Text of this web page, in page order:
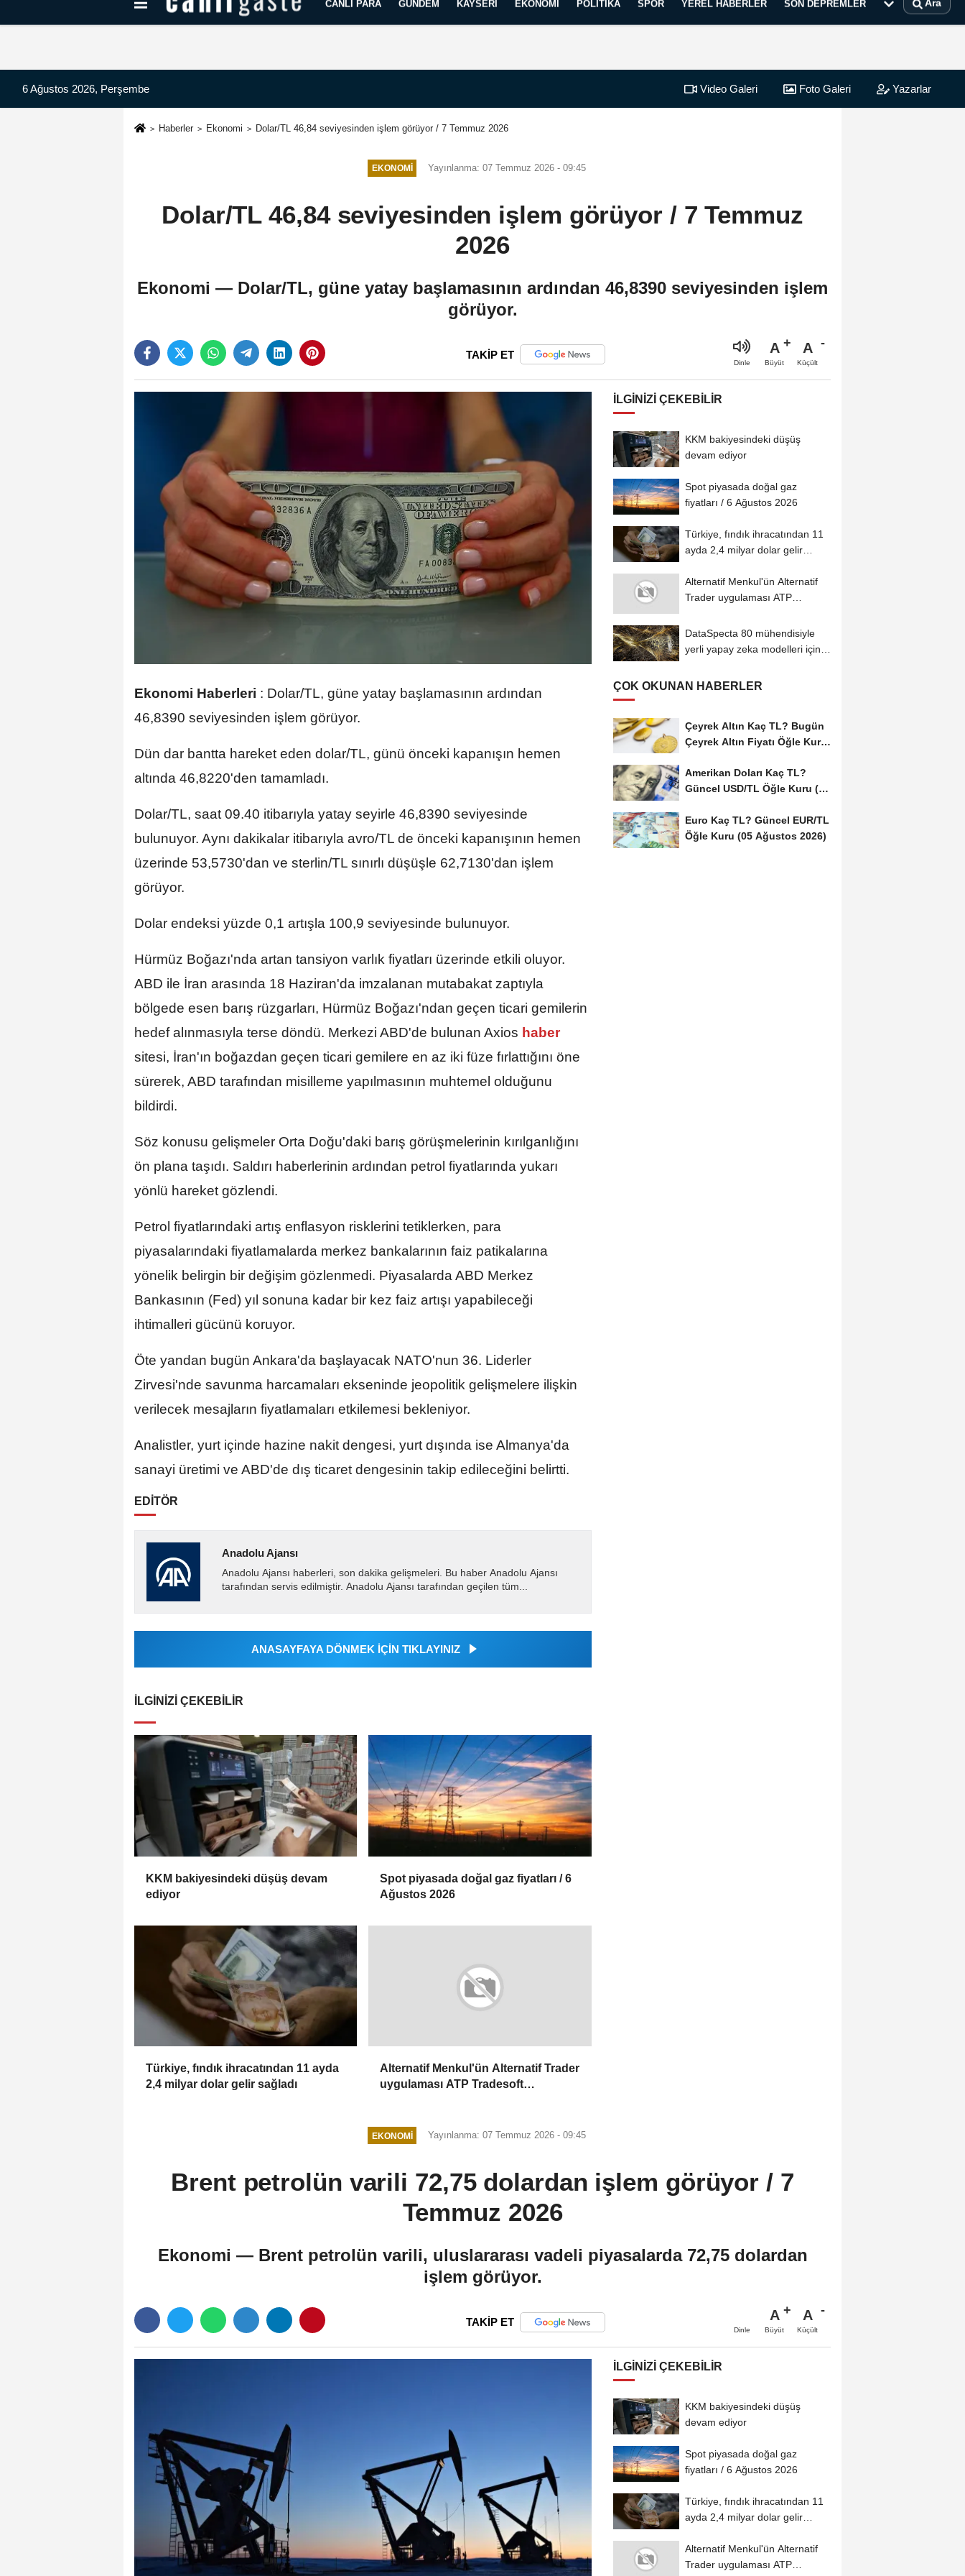
Kayseri Haberleri Can Radyo Dinle
CANLI PARA GÜNDEM KAYSERI EKONOMI POLITIKA SPOR YEREL HABERLER SON DEPREMLER Ara
6 Ağustos 2026, Perşembe Video Galeri Foto Galeri Yazarlar
Haberler Ekonomi Dolar/TL 46,84 seviyesinden işlem görüyor / 7 Temmuz 2026
EKONOMI Yayınlanma: 07 Temmuz 2026 - 09:45
Dolar/TL 46,84 seviyesinden işlem görüyor / 7 Temmuz
2026
Ekonomi — Dolar/TL, güne yatay başlamasının ardından 46,8390 seviyesinden işlem
görüyor.
TAKİP ET
Dinle
A
Büyüt
A
Küçült
Ekonomi Haberleri : Dolar/TL, güne yatay başlamasının ardından
46,8390 seviyesinden işlem görüyor.
Dün dar bantta hareket eden dolar/TL, günü önceki kapanışın hemen
altında 46,8220'den tamamladı.
Dolar/TL, saat 09.40 itibarıyla yatay seyirle 46,8390 seviyesinde
bulunuyor. Aynı dakikalar itibarıyla avro/TL de önceki kapanışının hemen
üzerinde 53,5730'dan ve sterlin/TL sınırlı düşüşle 62,7130'dan işlem
görüyor.
Dolar endeksi yüzde 0,1 artışla 100,9 seviyesinde bulunuyor.
Hürmüz Boğazı'nda artan tansiyon varlık fiyatları üzerinde etkili oluyor.
ABD ile İran arasında 18 Haziran'da imzalanan mutabakat zaptıyla
bölgede esen barış rüzgarları, Hürmüz Boğazı'ndan geçen ticari gemilerin
hedef alınmasıyla terse döndü. Merkezi ABD'de bulunan Axios haber
sitesi, İran'ın boğazdan geçen ticari gemilere en az iki füze fırlattığını öne
sürerek, ABD tarafından misilleme yapılmasının muhtemel olduğunu
bildirdi.
Söz konusu gelişmeler Orta Doğu'daki barış görüşmelerinin kırılganlığını
ön plana taşıdı. Saldırı haberlerinin ardından petrol fiyatlarında yukarı
yönlü hareket gözlendi.
Petrol fiyatlarındaki artış enflasyon risklerini tetiklerken, para
piyasalarındaki fiyatlamalarda merkez bankalarının faiz patikalarına
yönelik belirgin bir değişim gözlenmedi. Piyasalarda ABD Merkez
Bankasının (Fed) yıl sonuna kadar bir kez faiz artışı yapabileceği
ihtimalleri gücünü koruyor.
Öte yandan bugün Ankara'da başlayacak NATO'nun 36. Liderler
Zirvesi'nde savunma harcamaları ekseninde jeopolitik gelişmelere ilişkin
verilecek mesajların fiyatlamaları etkilemesi bekleniyor.
Analistler, yurt içinde hazine nakit dengesi, yurt dışında ise Almanya'da
sanayi üretimi ve ABD'de dış ticaret dengesinin takip edileceğini belirtti.
EDİTÖR
Anadolu Ajansı
Anadolu Ajansı haberleri, son dakika gelişmeleri. Bu haber Anadolu Ajansı
tarafından servis edilmiştir. Anadolu Ajansı tarafından geçilen tüm...
ANASAYFAYA DÖNMEK İÇİN TIKLAYINIZ
İLGINIZI ÇEKEBILIR
KKM bakiyesindeki düşüş devam
ediyor
Spot piyasada doğal gaz fiyatları / 6
Ağustos 2026
Türkiye, fındık ihracatından 11 ayda
2,4 milyar dolar gelir sağladı
Alternatif Menkul'ün Alternatif Trader
uygulaması ATP Tradesoft
İLGINIZI ÇEKEBILIR
KKM bakiyesindeki düşüş
devam ediyor
Spot piyasada doğal gaz
fiyatları / 6 Ağustos 2026
Türkiye, fındık ihracatından 11
ayda 2,4 milyar dolar gelir
Alternatif Menkul'ün Alternatif
Trader uygulaması ATP
DataSpecta 80 mühendisiyle
yerli yapay zeka modelleri için
ÇOK OKUNAN HABERLER
Çeyrek Altın Kaç TL? Bugün
Çeyrek Altın Fiyatı Öğle Kuru
Amerikan Doları Kaç TL?
Güncel USD/TL Öğle Kuru (05
Euro Kaç TL? Güncel EUR/TL
Öğle Kuru (05 Ağustos 2026)
EKONOMI Yayınlanma: 07 Temmuz 2026 - 09:45
Brent petrolün varili 72,75 dolardan işlem görüyor / 7
Temmuz 2026
Ekonomi — Brent petrolün varili, uluslararası vadeli piyasalarda 72,75 dolardan
işlem görüyor.
TAKİP ET
Dinle
A
Büyüt
A
Küçült
İLGINIZI ÇEKEBILIR
KKM bakiyesindeki düşüş
devam ediyor
Spot piyasada doğal gaz
fiyatları / 6 Ağustos 2026
Türkiye, fındık ihracatından 11
ayda 2,4 milyar dolar gelir
Alternatif Menkul'ün Alternatif
Trader uygulaması ATP